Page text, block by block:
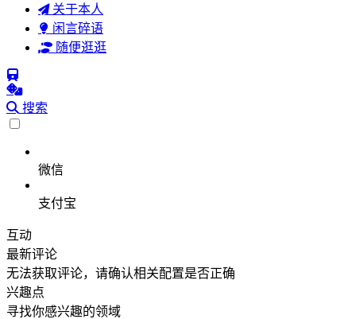
关于本人
闲言碎语
随便逛逛
搜索
微信
支付宝
互动
最新评论
无法获取评论，请确认相关配置是否正确
兴趣点
寻找你感兴趣的领域